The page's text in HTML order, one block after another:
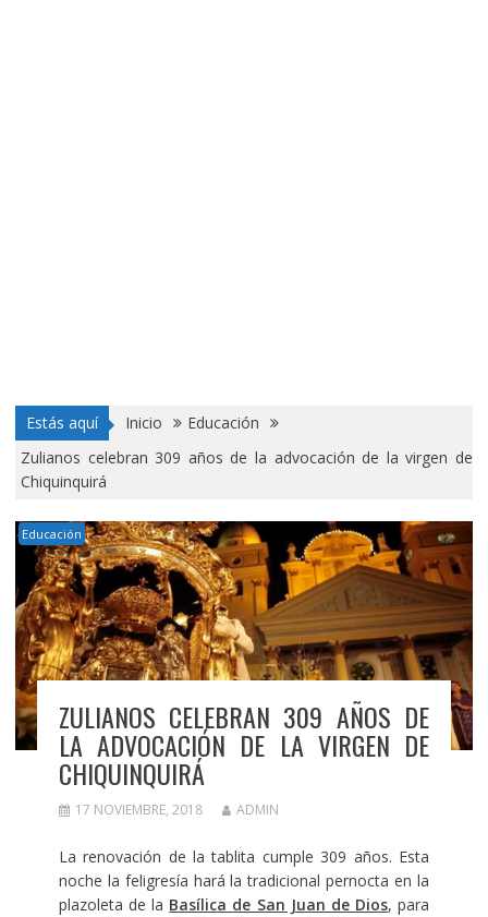
Estás aquí Inicio
Educación
Zulianos celebran 309 años de la advocación de la virgen de
Chiquinquirá
Educación
ZULIANOS CELEBRAN 309 AÑOS DE
LA ADVOCACIÓN DE LA VIRGEN DE
CHIQUINQUIRÁ
17 NOVIEMBRE, 2018 ADMIN
La renovación de la tablita cumple 309 años. Esta
noche la feligresía hará la tradicional pernocta en la
plazoleta de la Basílica de San Juan de Dios, para